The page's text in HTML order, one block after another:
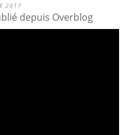
2017
depuis Overblog